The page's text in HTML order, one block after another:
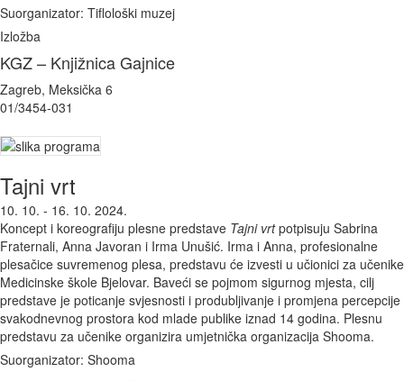
Suorganizator: Tiflološki muzej
Izložba
KGZ – Knjižnica Gajnice
Zagreb, Meksička 6
01/3454-031
Tajni vrt
10. 10. - 16. 10. 2024.
Koncept i koreografiju plesne predstave Tajni vrtpotpisuju Sabrina
Fraternali, Anna Javoran i Irma Unušić. Irma i Anna, profesionalne
plesačice suvremenog plesa, predstavu će izvesti u učionici za učenike
Medicinske škole Bjelovar. Baveći se pojmom sigurnog mjesta, cilj
predstave je poticanje svjesnosti i produbljivanje i promjena percepcije
svakodnevnog prostora kod mlade publike iznad 14 godina. Plesnu
predstavu za učenike organizira umjetnička organizacija Shooma.
Suorganizator: Shooma